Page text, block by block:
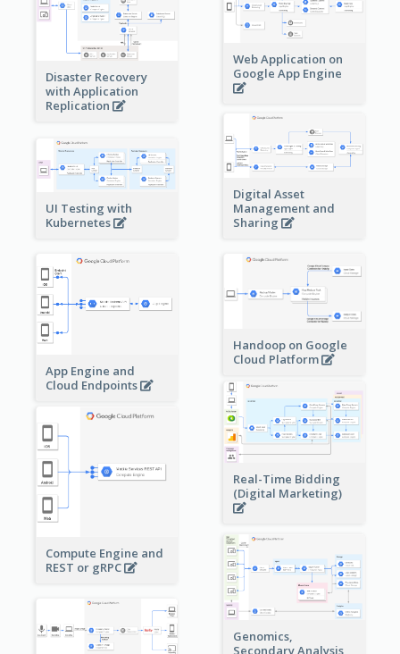
Web Application on
Google App Engine
Disaster Recovery
with Application
Replication
Digital Asset
Management and
Sharing
UI Testing with
Kubernetes
App Engine and
Cloud Endpoints
Handoop on Google
Cloud Platform
Real-Time Bidding
(Digital Marketing)
Compute Engine and
REST or gRPC
Genomics,
Secondary Analysis